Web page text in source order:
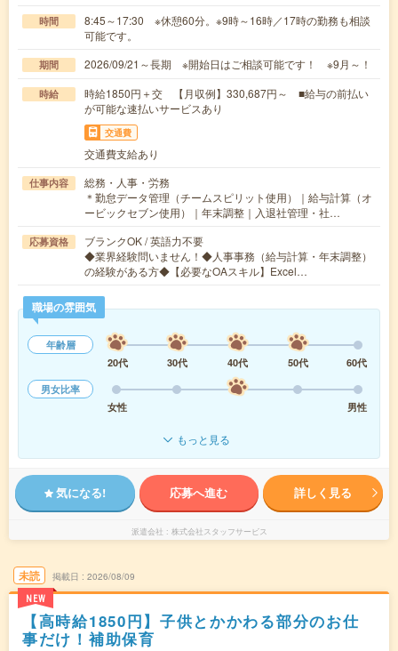
時間
8:45～17:30 ※休憩60分。※9時～16時／17時の勤務も相談
可能です。
期間 2026/09/21～長期 ※開始日はご相談可能です！ ※9月～！
時給
時給1850円＋交 【月収例】330,687円～ ■給与の前払い
が可能な速払いサービスあり
交通費
交通費支給あり
仕事内容
総務・人事・労務
＊勤怠データ管理（チームスピリット使用）｜給与計算（オ
ービックセブン使用）｜年末調整｜入退社管理・社…
応募資格
ブランクOK / 英語力不要
◆業界経験問いません！◆人事事務（給与計算・年末調整）
の経験がある方◆【必要なOAスキル】Excel…
職場の雰囲気
年齢層
20代
30代 40代 50代
60代
男女比率
女性
男性
もっと見る
気になる! 応募へ進む 詳しく見る
派遣会社 株式会社スタッフサービス
未読
NEW
掲載日 2026/08/09
【高時給1850円】子供とかかわる部分のお仕
事だけ！補助保育